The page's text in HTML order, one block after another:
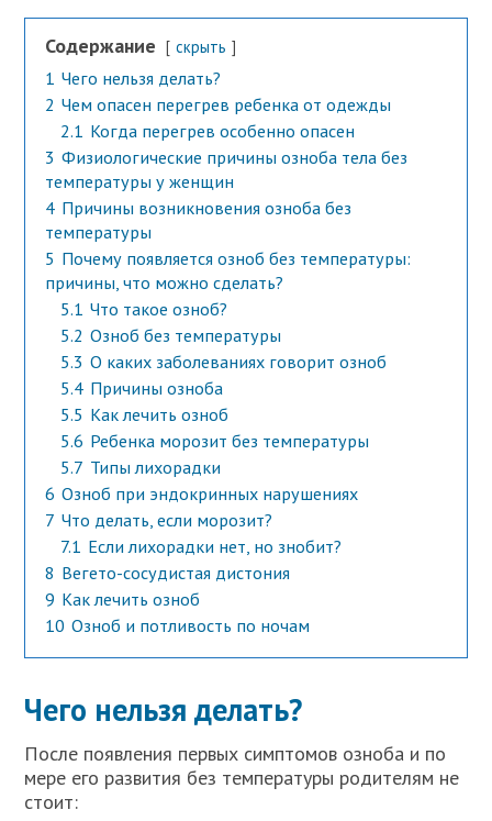
Содержание скрыть
1 Чего нельзя делать?
2 Чем опасен перегрев ребенка от одежды
2.1 Когда перегрев особенно опасен
3 Физиологические причины озноба тела без
температуры у женщин
4 Причины возникновения озноба без
температуры
5 Почему появляется озноб без температуры:
причины, что можно сделать?
5.1 Что такое озноб?
5.2 Озноб без температуры
5.3 О каких заболеваниях говорит озноб
5.4 Причины озноба
5.5 Как лечить озноб
5.6 Ребенка морозит без температуры
5.7 Типы лихорадки
6 Озноб при эндокринных нарушениях
7 Что делать, если морозит?
7.1 Если лихорадки нет, но знобит?
8 Вегето-сосудистая дистония
9 Как лечить озноб
10 Озноб и потливость по ночам
Чего нельзя делать?
После появления первых симптомов озноба и по
мере его развития без температуры родителям не
стоит: